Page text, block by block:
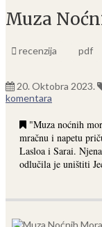
Muza
recenzija pdf
20. Oktobra 2023.
komentara
"Muza noćnih
mračnu i napetu
Lasloa i Sarai.
odlučila je uništiti